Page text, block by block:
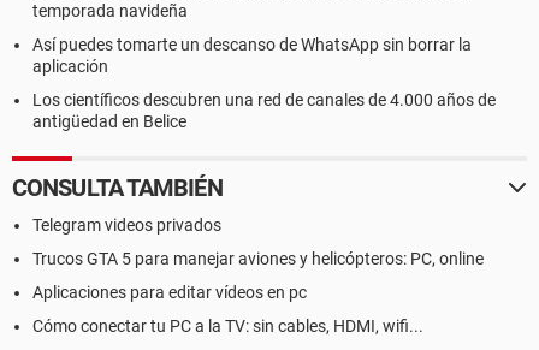
temporada navideña
Así puedes tomarte un descanso de WhatsApp sin borrar la
aplicación
Los científicos descubren una red de canales de 4.000 años de
antigüedad en Belice
CONSULTA TAMBIÉN
Telegram videos privados
Trucos GTA 5 para manejar aviones y helicópteros: PC, online
Aplicaciones para editar vídeos en pc
Cómo conectar tu PC a la TV: sin cables, HDMI, wifi...